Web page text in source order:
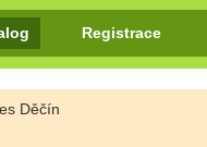
Registrace
Děčín